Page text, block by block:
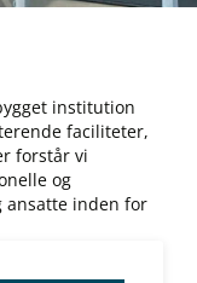
institution
faciliteter,
forstår vi
og
ansatte inden for